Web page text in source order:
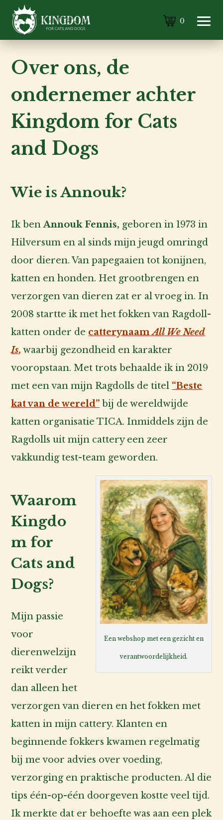
Kat
Voor
de
fokker
baas
Over
ons
Account
inlog
0
Over ons, de
ondernemer achter
Kingdom for Cats
and Dogs
Wie is Annouk?
Ik benAnnouk Fennis, geboren in 1973 in
Hilversum en al sinds mijn jeugd omringd
door dieren. Van papegaaien tot konijnen,
katten en honden. Het grootbrengen en
verzorgen van dieren zat er al vroeg in. In
2008 startte ik met het fokken van Ragdoll-
katten onder de catterynaam All We Need
Is, waarbij gezondheid en karakter
vooropstaan. Met trots behaalde ik in 2019
met een van mijn Ragdolls de titel “Beste
kat van de wereld” bij de wereldwijde
katten organisatie TICA. Inmiddels zijn de
Ragdolls uit mijn cattery een zeer
vakkundig test-team geworden.
Een webshop met een gezicht en
verantwoordelijkheid.
Waarom
Kingdo
m for
Cats and
Dogs?
Mijn passie
voor
dierenwelzijn
reikt verder
dan alleen het
verzorgen van dieren en het fokken met
katten in mijn cattery. Klanten en
beginnende fokkers kwamen regelmatig
bij me voor advies over voeding,
verzorging en praktische producten. Al die
tips één-op-één doorgeven kostte veel tijd.
Ik merkte dat er behoefte was aan een plek